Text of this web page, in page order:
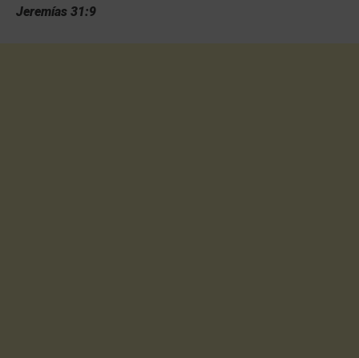
Jeremías 31:9